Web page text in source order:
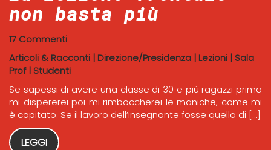
non basta più
17 Commenti
Articoli & Racconti | Direzione/Presidenza | Lezioni | Sala
Prof| Studenti
Se sapessi di avere una classe di 30 e più ragazzi prima
mi dispererei poi mi rimboccherei le maniche, come mi
è capitato. Se il lavoro dell’insegnante fosse quello di […]
LEGGI